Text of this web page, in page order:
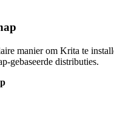
manier om Krita te
gebaseerde distributies.